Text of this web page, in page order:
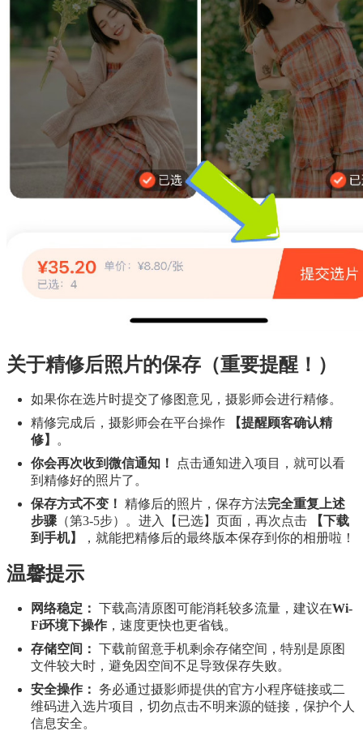
关于精修后照片的保存（重要提醒！）
如果你在选片时提交了修图意见，摄影师会进行精修。
精修完成后，摄影师会在平台操作
【提醒顾客确认精
修】
。
你会再次收到微信通知！
点击通知进入项目，就可以看
到精修好的照片了。
保存方式不变！ 精修后的照片，保存方法完全重复上述
步骤 （第3-5步）。进入【已选】页面，再次点击
【下载
到手机】
，就能把精修后的最终版本保存到你的相册啦！
温馨提示
网络稳定： 下载高清原图可能消耗较多流量，建议在Wi-
Fi环境下操作 ，速度更快也更省钱。
存储空间： 下载前留意手机剩余存储空间，特别是原图
文件较大时，避免因空间不足导致保存失败。
安全操作： 务必通过摄影师提供的官方小程序链接或二
维码进入选片项目，切勿点击不明来源的链接，保护个人
信息安全。